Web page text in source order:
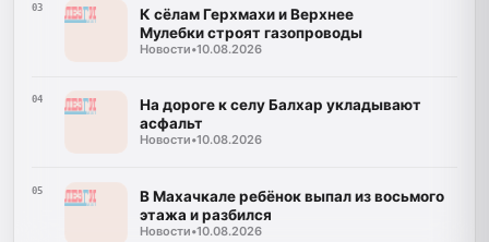
03
К сёлам Герхмахи и Верхнее
Мулебки строят газопроводы
Новости•10.08.2026
04
На дороге к селу Балхар укладывают
асфальт
Новости•10.08.2026
05
В Махачкале ребёнок выпал из восьмого
этажа и разбился
Новости•10.08.2026